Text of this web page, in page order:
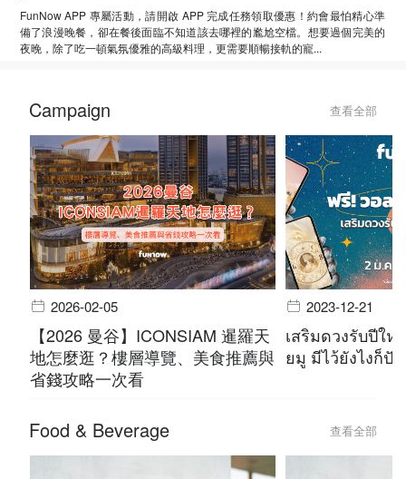
FunNow APP 專屬活動，請開啟 APP 完成任務領取優惠！約會最怕精心準
備了浪漫晚餐，卻在餐後面臨不知道該去哪裡的尷尬空檔。想要過個完美的
夜晚，除了吃一頓氣氛優雅的高級料理，更需要順暢接軌的寵...
Campaign 查看全部
2026-02-05
【2026 曼谷】ICONSIAM 暹羅天
地怎麼逛？樓層導覽、美食推薦與
省錢攻略一次看
2023-12-21
เสริมดวงรับปีให
ยมู มีไว้ยังไงก็ปัง!
Food & Beverage 查看全部